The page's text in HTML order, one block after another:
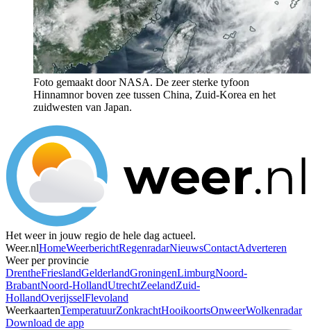
Foto gemaakt door NASA. De zeer sterke tyfoon
Hinnamnor boven zee tussen China, Zuid-Korea en het
zuidwesten van Japan.
Het weer in jouw regio de hele dag actueel.
Weer.nlHomeWeerberichtRegenradarNieuwsContactAdverteren
Weer per provincie
DrentheFrieslandGelderlandGroningenLimburgNoord-
BrabantNoord-HollandUtrechtZeelandZuid-
HollandOverijsselFlevoland
WeerkaartenTemperatuurZonkrachtHooikoortsOnweerWolkenradar
Download de app